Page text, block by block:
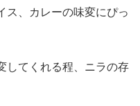
ス、カレーの味変にぴっ
してくれる程、ニラの存